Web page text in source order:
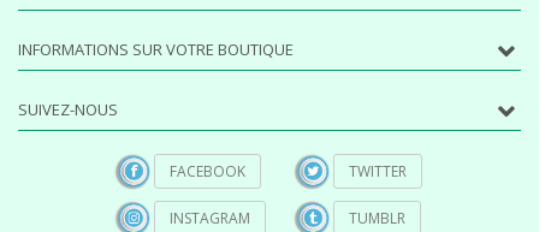
INFORMATIONS SUR VOTRE BOUTIQUE
SUIVEZ-NOUS
FACEBOOK
INSTAGRAM
TWITTER
TUMBLR